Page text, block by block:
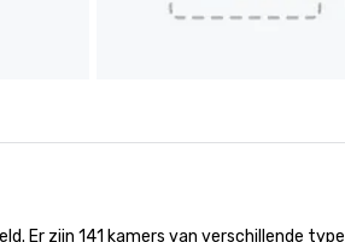
zijn 141 kamers van verschillende